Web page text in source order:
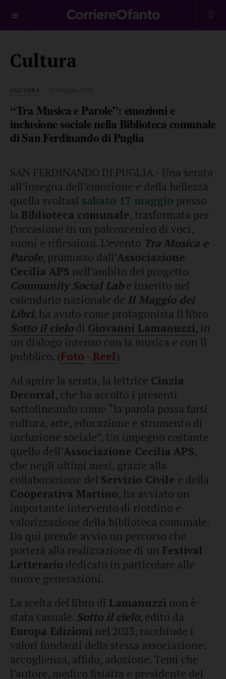
Cultura
CULTURA
“Tra Musica e Parole”: emozioni e
inclusione sociale nella Biblioteca comunale
di San Ferdinando di Puglia
SAN FERDINANDO DI PUGLIA - Una serata
all’insegna dell’emozione e della bellezza
quella svoltasi sabato 17 maggio presso
la Biblioteca comunale, trasformata per
l’occasione in un palcoscenico di voci,
suoni e riflessioni. L’evento Tra Musica e
Parole, promosso dall’Associazione
Cecilia APS nell’ambito del progetto
Community Social Labe inserito nel
calendario nazionale de Il Maggio dei
Libri, ha avuto come protagonista il libro
Sotto il cielodi Giovanni Lamanuzzi, in
un dialogo intenso con la musica e con il
pubblico. (Foto - Reel)
Ad aprire la serata, la lettrice Cinzia
Decorral, che ha accolto i presenti
sottolineando come “la parola possa farsi
cultura, arte, educazione e strumento di
inclusione sociale”. Un impegno costante
quello dell’Associazione Cecilia APS,
che negli ultimi mesi, grazie alla
collaborazione del Servizio Civile e della
Cooperativa Martino, ha avviato un
importante intervento di riordino e
valorizzazione della biblioteca comunale.
Da qui prende avvio un percorso che
porterà alla realizzazione di un Festival
Letterario dedicato in particolare alle
nuove generazioni.
La scelta del libro di Lamanuzzi non è
stata casuale. Sotto il cielo, edito da
Europa Edizioni nel 2023, racchiude i
valori fondanti della stessa associazione:
accoglienza, affido, adozione. Temi che
l’autore, medico fisiatra e presidente del